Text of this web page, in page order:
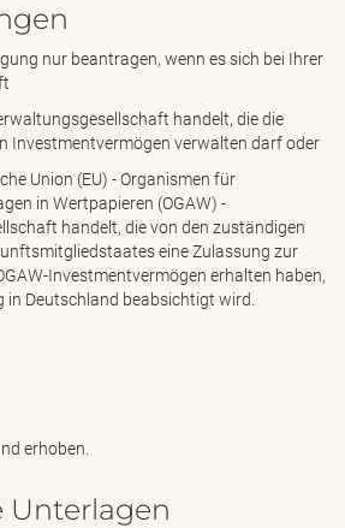
nur beantragen, wenn es sich bei Ihrer
handelt, die die
Investmentvermögen verwalten darf oder
Union (EU) - Organismen für
in Wertpapieren (OGAW) -
handelt, die von den zuständigen
eine Zulassung zur
Investmentvermögen erhalten haben,
in Deutschland beabsichtigt wird.
erhoben.
Unterlagen